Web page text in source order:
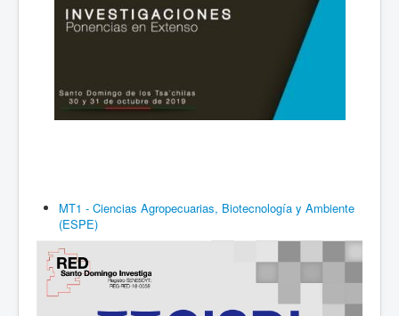
MT1 - Ciencias Agropecuarias, Biotecnología y Ambiente
(ESPE)